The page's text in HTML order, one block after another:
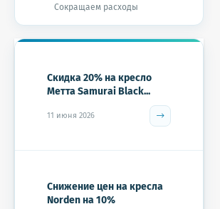
Сокращаем расходы
Скидка 20% на кресло
Метта Samurai Black...
11 июня 2026
Снижение цен на кресла
Norden на 10%